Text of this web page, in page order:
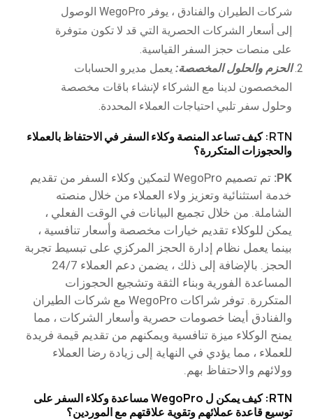
شركات الطيران والفنادق ، يوفر WegoPro الوصول
إلى أسعار الشركات الحصرية التي قد لا تكون متوفرة
على منصات حجز السفر القياسية.
الحزم والحلول المخصصة: يعمل مديرو الحسابات
المخصصون لدينا مع الشركاء لإنشاء باقات مخصصة
وحلول سفر تلبي احتياجات العملاء المحددة.
RTN: كيف تساعد المنصة وكلاء السفر في الاحتفاظ بالعملاء
والحجوزات المتكررة؟
PK:
تم تصميم WegoPro لتمكين وكلاء السفر من تقديم
خدمة استثنائية وتعزيز ولاء العملاء من خلال منصته
الشاملة. من خلال تجميع البيانات في الوقت الفعلي ،
يمكن للوكلاء تقديم خيارات مخصصة وأسعار تنافسية ،
بينما يعمل نظام إدارة الحجز المركزي على تبسيط تجربة
الحجز. بالإضافة إلى ذلك ، يضمن دعم العملاء 24/7
المساعدة الفورية وبناء الثقة وتشجيع الحجوزات
المتكررة. توفر شراكات WegoPro مع شركات الطيران
والفنادق أيضا خصومات حصرية وأسعار الشركات ، مما
يمنح الوكلاء ميزة تنافسية ويمكنهم من تقديم قيمة فريدة
للعملاء ، مما يؤدي في النهاية إلى زيادة رضا العملاء
وولائهم والاحتفاظ بهم.
RTN: كيف يمكن ل WegoPro مساعدة وكلاء السفر على
توسيع قاعدة عملائهم وتقوية علاقتهم مع الموردين؟